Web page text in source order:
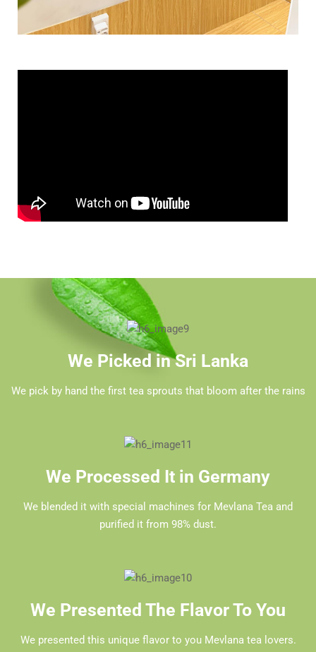
We Picked in Sri Lanka
We pick by hand the first tea sprouts that bloom after the rains
We Processed It in Germany
We blended it with special machines for Mevlana Tea and
purified it from 98% dust.
We Presented The Flavor To You
We presented this unique flavor to you Mevlana tea lovers.